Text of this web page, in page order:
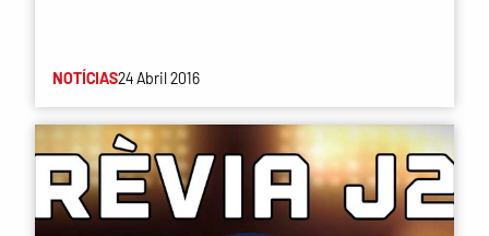
NOTÍCIAS24 Abril 2016